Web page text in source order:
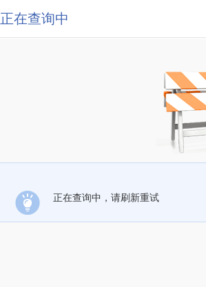
正在查询中
正在查询中，请刷新重试